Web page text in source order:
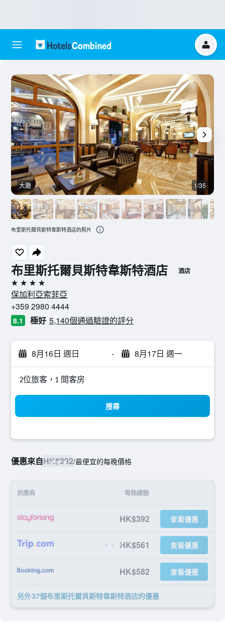
布里斯托爾貝斯特韋斯特酒店 酒店
4星級
保加利亞索菲亞
+359 2980 4444
8.1 極好 5,140個通過驗證的評分
8月16日 週日 - 8月17日 週一
2位旅客，1 間客房
搜尋
優惠來自HK$392/最便宜的每晚價格
供應商 每晚總額
HK$392 查看優惠
HK$561 查看優惠
HK$582 查看優惠
另外37個布里斯托爾貝斯特韋斯特酒店​的優惠
大廳 1/35
布里斯托爾貝斯特韋斯特酒店的照片